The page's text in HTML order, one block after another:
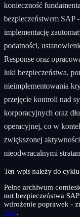
konieczność
bezpieczeństwem SAP
implementację
podatności,
Response oraz
luki bezpieczeństwa,
nieimplementowania
przejęcie kontroli nad
korporacyjnych oraz
operacyjnej, co w
zwiększonej
nieodwracalnymi
Ten wpis należy do
Pełne archiwum
not bezpieczeństwa
wdrożenie poprawek -
Day.